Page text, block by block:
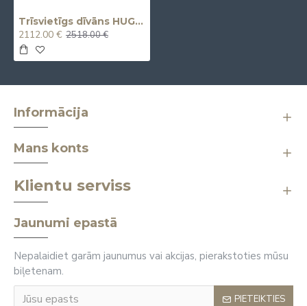
Trīsvietīgs dīvāns HUGO (3seater)
2112.00 € 2518.00 €
Informācija
Mans konts
Klientu serviss
Jaunumi epastā
Nepalaidiet garām jaunumus vai akcijas, pierakstoties mūsu
biļetenam.
PIETEIKTIES